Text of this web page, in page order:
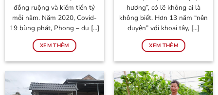
đồng ruộng và kiếm tiền tỷ
mỗi năm. Năm 2020, Covid-
19 bùng phát, Phong – du [...]
XEM THÊM
hương”, có lẽ không ai là
không biết. Hơn 13 năm “nên
duyên” với khoai tây, [...]
XEM THÊM